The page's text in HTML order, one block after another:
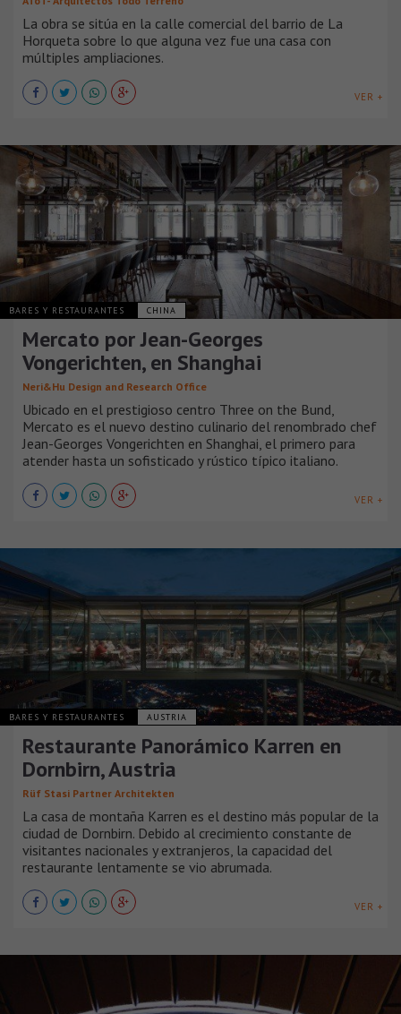
La obra se sitúa en la calle comercial del barrio de La
Horqueta sobre lo que alguna vez fue una casa con
múltiples ampliaciones.
VER +
BARES Y RESTAURANTES CHINA
Mercato por Jean-Georges
Vongerichten, en Shanghai
Neri&Hu Design and Research Office
Ubicado en el prestigioso centro Three on the Bund,
Mercato es el nuevo destino culinario del renombrado chef
Jean-Georges Vongerichten en Shanghai, el primero para
atender hasta un sofisticado y rústico típico italiano.
VER +
BARES Y RESTAURANTES AUSTRIA
Restaurante Panorámico Karren en
Dornbirn, Austria
Rüf Stasi Partner Architekten
La casa de montaña Karren es el destino más popular de la
ciudad de Dornbirn. Debido al crecimiento constante de
visitantes nacionales y extranjeros, la capacidad del
restaurante lentamente se vio abrumada.
VER +